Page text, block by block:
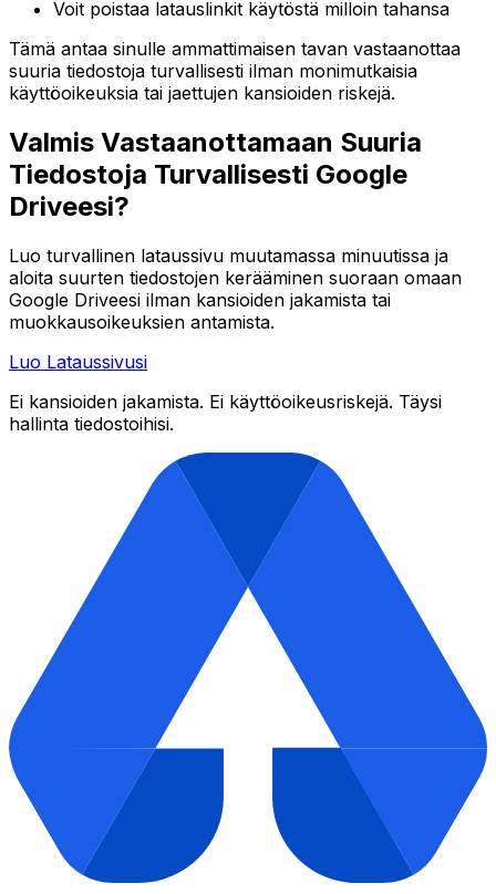
Voit poistaa latauslinkit käytöstä milloin tahansa
Tämä antaa sinulle ammattimaisen tavan vastaanottaa
suuria tiedostoja turvallisesti ilman monimutkaisia
käyttöoikeuksia tai jaettujen kansioiden riskejä.
Valmis Vastaanottamaan Suuria
Tiedostoja Turvallisesti Google
Driveesi?
Luo turvallinen lataussivu muutamassa minuutissa ja
aloita suurten tiedostojen kerääminen suoraan omaan
Google Driveesi ilman kansioiden jakamista tai
muokkausoikeuksien antamista.
Luo Lataussivusi
Ei kansioiden jakamista. Ei käyttöoikeusriskejä. Täysi
hallinta tiedostoihisi.